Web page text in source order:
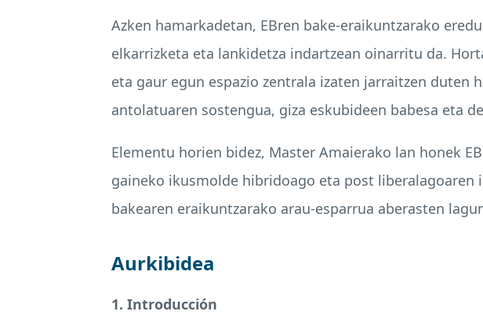
Azken hamarkadetan, EBren bake-eraikuntzarako
elkarrizketa eta lankidetza indartzean oinarritu da.
eta gaur egun espazio zentrala izaten jarraitzen duten
antolatuaren sostengua, giza eskubideen babesa eta
Elementu horien bidez, Master Amaierako lan honek
gaineko ikusmolde hibridoago eta post
bakearen eraikuntzarako arau-esparrua aberasten
Aurkibidea
1. Introducción